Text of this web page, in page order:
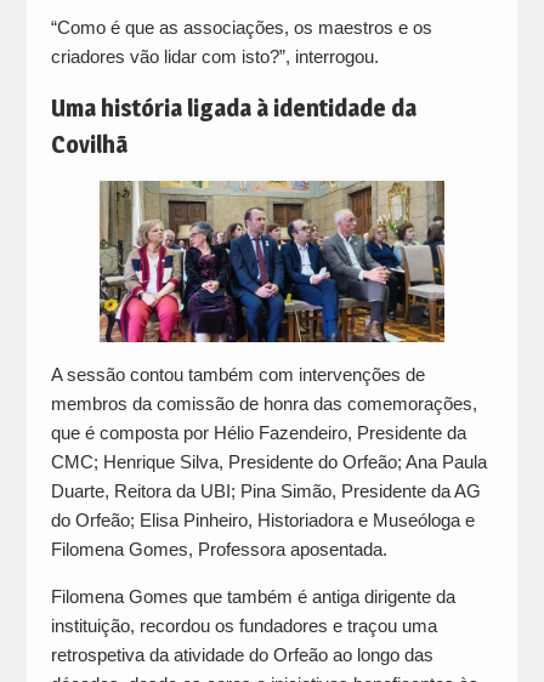
“Como é que as associações, os maestros e os
criadores vão lidar com isto?”, interrogou.
Uma história ligada à identidade da
Covilhã
A sessão contou também com intervenções de
membros da comissão de honra das comemorações,
que é composta por Hélio Fazendeiro, Presidente da
CMC; Henrique Silva, Presidente do Orfeão; Ana Paula
Duarte, Reitora da UBI; Pina Simão, Presidente da AG
do Orfeão; Elisa Pinheiro, Historiadora e Museóloga e
Filomena Gomes, Professora aposentada.
Filomena Gomes que também é antiga dirigente da
instituição, recordou os fundadores e traçou uma
retrospetiva da atividade do Orfeão ao longo das